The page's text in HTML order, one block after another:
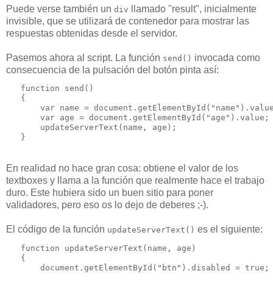
Puede verse también un div
llamado "result", inicialmente
invisible, que se utilizará de contenedor para mostrar las
respuestas obtenidas desde el servidor.
Pasemos ahora al script. La función send() invocada como
consecuencia de la pulsación del botón pinta así:
   function send()
   {
var name =
       var age = document.getElementById("age").value;
       updateServerText(name, age);
   }
En realidad no hace gran cosa: obtiene el valor de los
textboxes y llama a la función que realmente hace el trabajo
duro. Este hubiera sido un buen sitio para poner
validadores, pero eso os lo dejo de deberes ;-).
El código de la función updateServerText() es el siguiente:
   function updateServerText(name, age)
   {
       document.getElementById("btn").disabled = true;